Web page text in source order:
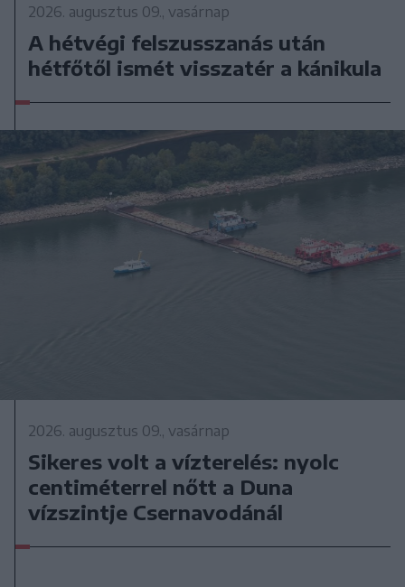
2026. augusztus 09., vasárnap
A hétvégi felszusszanás után
hétfőtől ismét visszatér a kánikula
2026. augusztus 09., vasárnap
Sikeres volt a vízterelés: nyolc
centiméterrel nőtt a Duna
vízszintje Csernavodánál